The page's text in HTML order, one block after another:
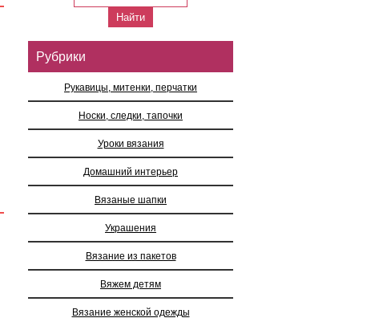
Рубрики
Рукавицы, митенки, перчатки
Носки, следки, тапочки
Уроки вязания
Домашний интерьер
Вязаные шапки
Украшения
Вязание из пакетов
Вяжем детям
Вязание женской одежды